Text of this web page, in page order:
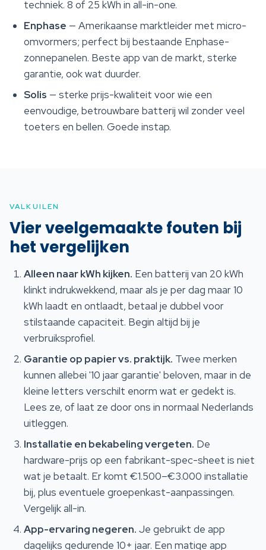
techniek. 8 of 25 kWh in all-in-one.
Enphase — Amerikaanse marktleider met micro-
omvormers; perfect bij bestaande Enphase-
zonnepanelen. Beste app van de markt, sterke
garantie, ook wat duurder.
Solis — sterke prijs-kwaliteit voor wie een
eenvoudige, betrouwbare batterij wil zonder veel
toeters en bellen. Goede instap.
VALKUILEN
Vier veelgemaakte fouten bij
het vergelijken
Alleen naar kWh kijken. Een batterij van 20 kWh
klinkt indrukwekkend, maar als je per dag maar 10
kWh laadt en ontlaadt, betaal je dubbel voor
stilstaande capaciteit. Begin altijd bij je
verbruiksprofiel.
Garantie op papier vs. praktijk. Twee merken
kunnen allebei '10 jaar garantie' beloven, maar in de
kleine letters verschilt enorm wat er gedekt is.
Lees ze, of laat ze door ons in normaal Nederlands
uitleggen.
Installatie en bekabeling vergeten. De
hardware-prijs op een fabrikant-spec-sheet is niet
wat je betaalt. Er komt €1.500–€3.000 installatie
bij, plus eventuele groepenkast-aanpassingen.
Vergelijk all-in.
App-ervaring negeren. Je gebruikt de app
dagelijks gedurende 10+ jaar. Een matige app